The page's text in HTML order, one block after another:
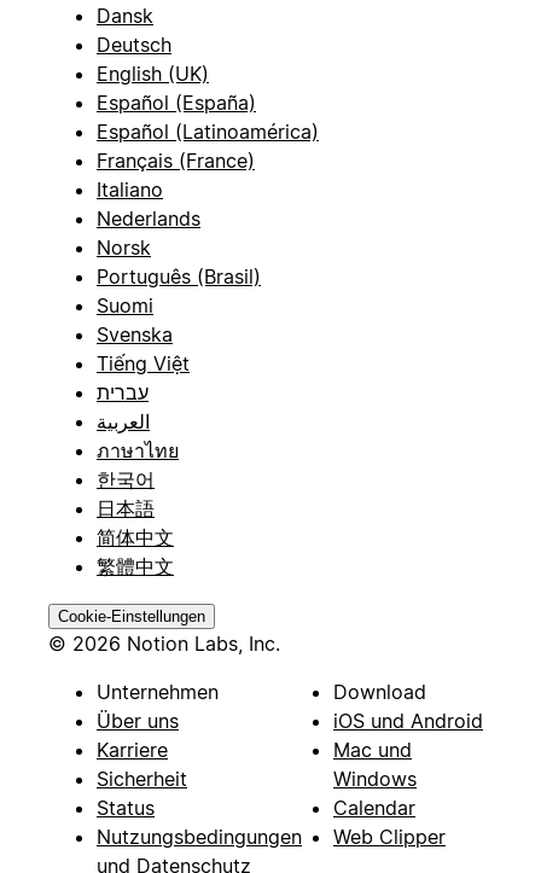
Dansk
Deutsch
English (UK)
Español (España)
Español (Latinoamérica)
Français (France)
Italiano
Nederlands
Norsk
Português (Brasil)
Suomi
Svenska
Tiếng Việt
עברית
العربية
ภาษาไทย
한국어
日本語
简体中文
繁體中文
Cookie-Einstellungen
© 2026 Notion Labs, Inc.
Unternehmen
Über uns
Karriere
Sicherheit
Status
Nutzungsbedingungen
und Datenschutz
Download
iOS und Android
Mac und
Windows
Calendar
Web Clipper